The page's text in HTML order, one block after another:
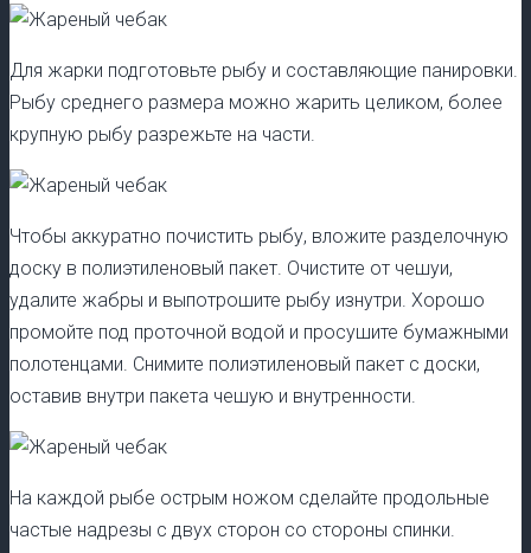
Для жарки подготовьте рыбу и составляющие панировки.
Рыбу среднего размера можно жарить целиком, более
крупную рыбу разрежьте на части.
Чтобы аккуратно почистить рыбу, вложите разделочную
доску в полиэтиленовый пакет. Очистите от чешуи,
удалите жабры и выпотрошите рыбу изнутри. Хорошо
промойте под проточной водой и просушите бумажными
полотенцами. Снимите полиэтиленовый пакет с доски,
оставив внутри пакета чешую и внутренности.
На каждой рыбе острым ножом сделайте продольные
частые надрезы с двух сторон со стороны спинки.